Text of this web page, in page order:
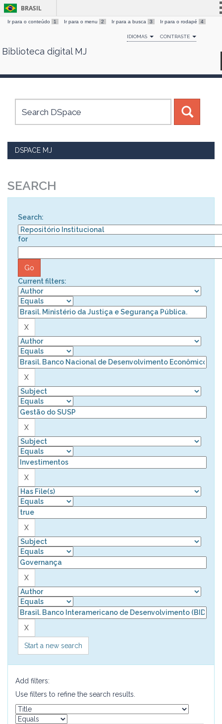
Skip
BRASIL
Simplifique!
Comunica BR
Canais
Ir para o conteúdo 1 Ir para o menu 2 Ir para a busca 3 Ir para o rodapé 4
IDIOMAS CONTRASTE
Biblioteca digital MJ
DSPACE MJ
SEARCH
Search:
for
Current filters:
Start a new search
Add filters:
Use filters to refine the search results.